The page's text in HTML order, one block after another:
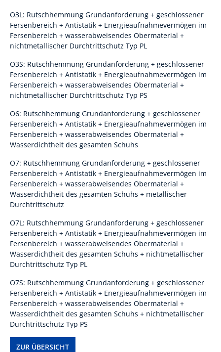
O3L: Rutschhemmung Grundanforderung + geschlossener
Fersenbereich + Antistatik + Energieaufnahmevermögen im
Fersenbereich + wasserabweisendes Obermaterial +
nichtmetallischer Durchtrittschutz Typ PL
O3S: Rutschhemmung Grundanforderung + geschlossener
Fersenbereich + Antistatik + Energieaufnahmevermögen im
Fersenbereich + wasserabweisendes Obermaterial +
nichtmetallischer Durchtrittschutz Typ PS
O6: Rutschhemmung Grundanforderung + geschlossener
Fersenbereich + Antistatik + Energieaufnahmevermögen im
Fersenbereich + wasserabweisendes Obermaterial +
Wasserdichtheit des gesamten Schuhs
O7: Rutschhemmung Grundanforderung + geschlossener
Fersenbereich + Antistatik + Energieaufnahmevermögen im
Fersenbereich + wasserabweisendes Obermaterial +
Wasserdichtheit des gesamten Schuhs + metallischer
Durchtrittschutz
O7L: Rutschhemmung Grundanforderung + geschlossener
Fersenbereich + Antistatik + Energieaufnahmevermögen im
Fersenbereich + wasserabweisendes Obermaterial +
Wasserdichtheit des gesamten Schuhs + nichtmetallischer
Durchtrittschutz Typ PL
O7S: Rutschhemmung Grundanforderung + geschlossener
Fersenbereich + Antistatik + Energieaufnahmevermögen im
Fersenbereich + wasserabweisendes Obermaterial +
Wasserdichtheit des gesamten Schuhs + nichtmetallischer
Durchtrittschutz Typ PS
ZUR ÜBERSICHT